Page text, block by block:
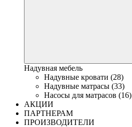
Надувная мебель
Надувные кровати (28)
Надувные матрасы (33)
Насосы для матрасов (16)
АКЦИИ
ПАРТНЕРАМ
ПРОИЗВОДИТЕЛИ